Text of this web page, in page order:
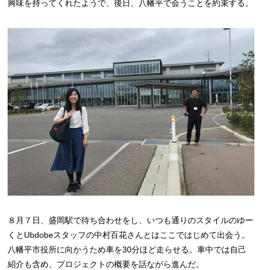
興味を持ってくれたようで、後日、八幡平で会うことを約束する。
８月７日、盛岡駅で待ち合わせをし、いつも通りのスタイルのゆー
くとUbdobeスタッフの中村百花さんとはここではじめて出会う。
八幡平市役所に向かうため車を30分ほど走らせる。車中では自己
紹介も含め、プロジェクトの概要を話ながら進んだ。